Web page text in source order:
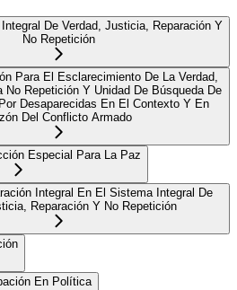
De Verdad, Justicia, Reparación Y
No Repetición
Para El Esclarecimiento De La Verdad,
No Repetición Y Unidad De Búsqueda De
Desaparecidas En El Contexto Y En
Del Conflicto Armado
Especial Para La Paz
Integral En El Sistema Integral De
Reparación Y No Repetición
En Política